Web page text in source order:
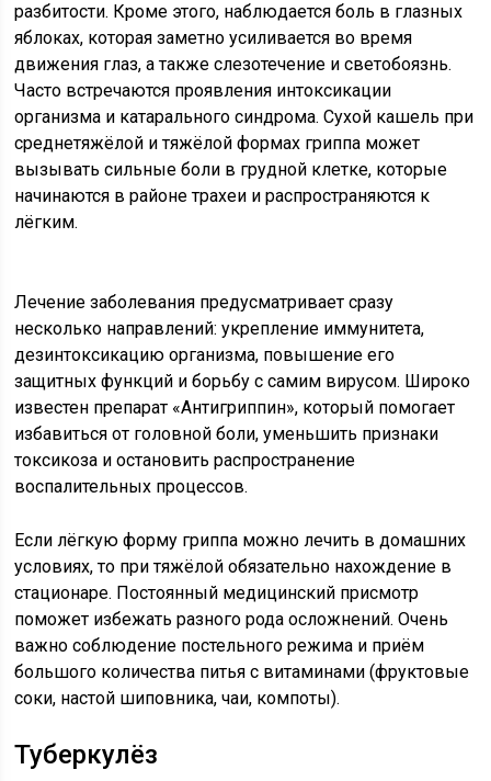
разбитости. Кроме этого, наблюдается боль в глазных
яблоках, которая заметно усиливается во время
движения глаз, а также слезотечение и светобоязнь.
Часто встречаются проявления интоксикации
организма и катарального синдрома. Сухой кашель при
среднетяжёлой и тяжёлой формах гриппа может
вызывать сильные боли в грудной клетке, которые
начинаются в районе трахеи и распространяются к
лёгким.
Лечение заболевания предусматривает сразу
несколько направлений: укрепление иммунитета,
дезинтоксикацию организма, повышение его
защитных функций и борьбу с самим вирусом. Широко
известен препарат «Антигриппин», который помогает
избавиться от головной боли, уменьшить признаки
токсикоза и остановить распространение
воспалительных процессов.
Если лёгкую форму гриппа можно лечить в домашних
условиях, то при тяжёлой обязательно нахождение в
стационаре. Постоянный медицинский присмотр
поможет избежать разного рода осложнений. Очень
важно соблюдение постельного режима и приём
большого количества питья с витаминами (фруктовые
соки, настой шиповника, чаи, компоты).
Туберкулёз